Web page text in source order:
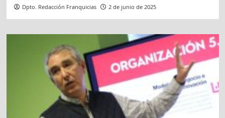
Dpto. Redacción Franquicias 2 de junio de 2025